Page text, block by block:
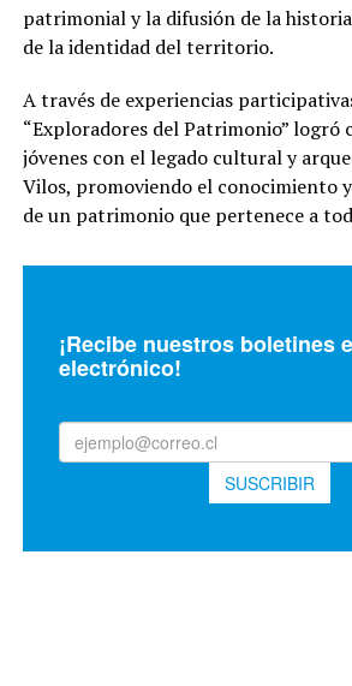
patrimonial y la difusión de la
de la identidad del territorio.
A través de experiencias
“Exploradores del Patrimonio” logró
jóvenes con el legado cultural y
Vilos, promoviendo el conocimiento
de un patrimonio que pertenece a